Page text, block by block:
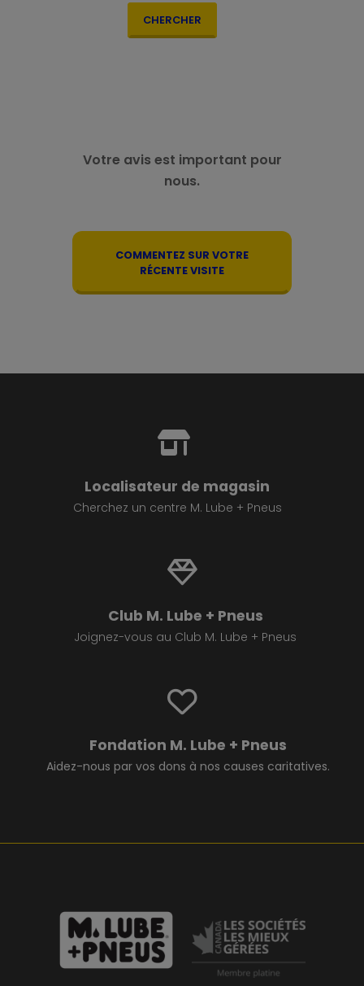
CHERCHER
Votre avis est important pour
nous.
COMMENTEZ SUR VOTRE
RÉCENTE VISITE
Localisateur de magasin
Cherchez un centre M. Lube + Pneus
Club M. Lube + Pneus
Joignez-vous au Club M. Lube + Pneus
Fondation M. Lube + Pneus
Aidez-nous par vos dons à nos causes caritatives.